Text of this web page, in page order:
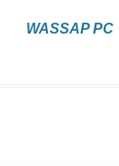
WASSAP PC